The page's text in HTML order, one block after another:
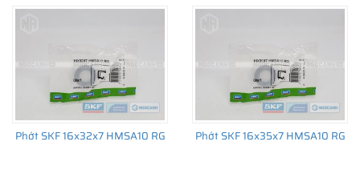
Phớt SKF 16x32x7 HMSA10 RG Phớt SKF 16x35x7 HMSA10 RG